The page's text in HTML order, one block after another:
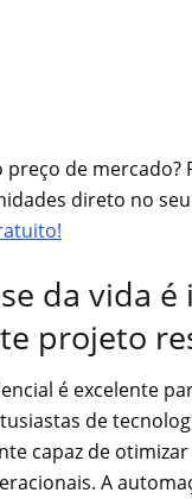
de mercado?
direto no
da vida é
projeto
é excelente
de
capaz de
A